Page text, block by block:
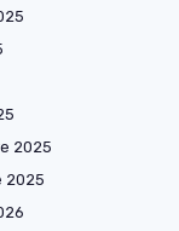
2025
2025